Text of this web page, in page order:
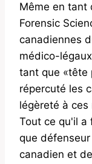
Même en tant
Forensic
canadiennes
médico-
tant que «tête
répercuté les
légèreté à
Tout ce qu'il
que
canadien et